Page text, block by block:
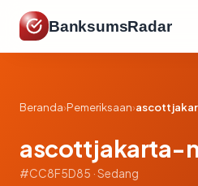
BanksumsRadar
Beranda›Pemeriksaan›
ascottjakarta-
#CC8F5D85 · Sedang